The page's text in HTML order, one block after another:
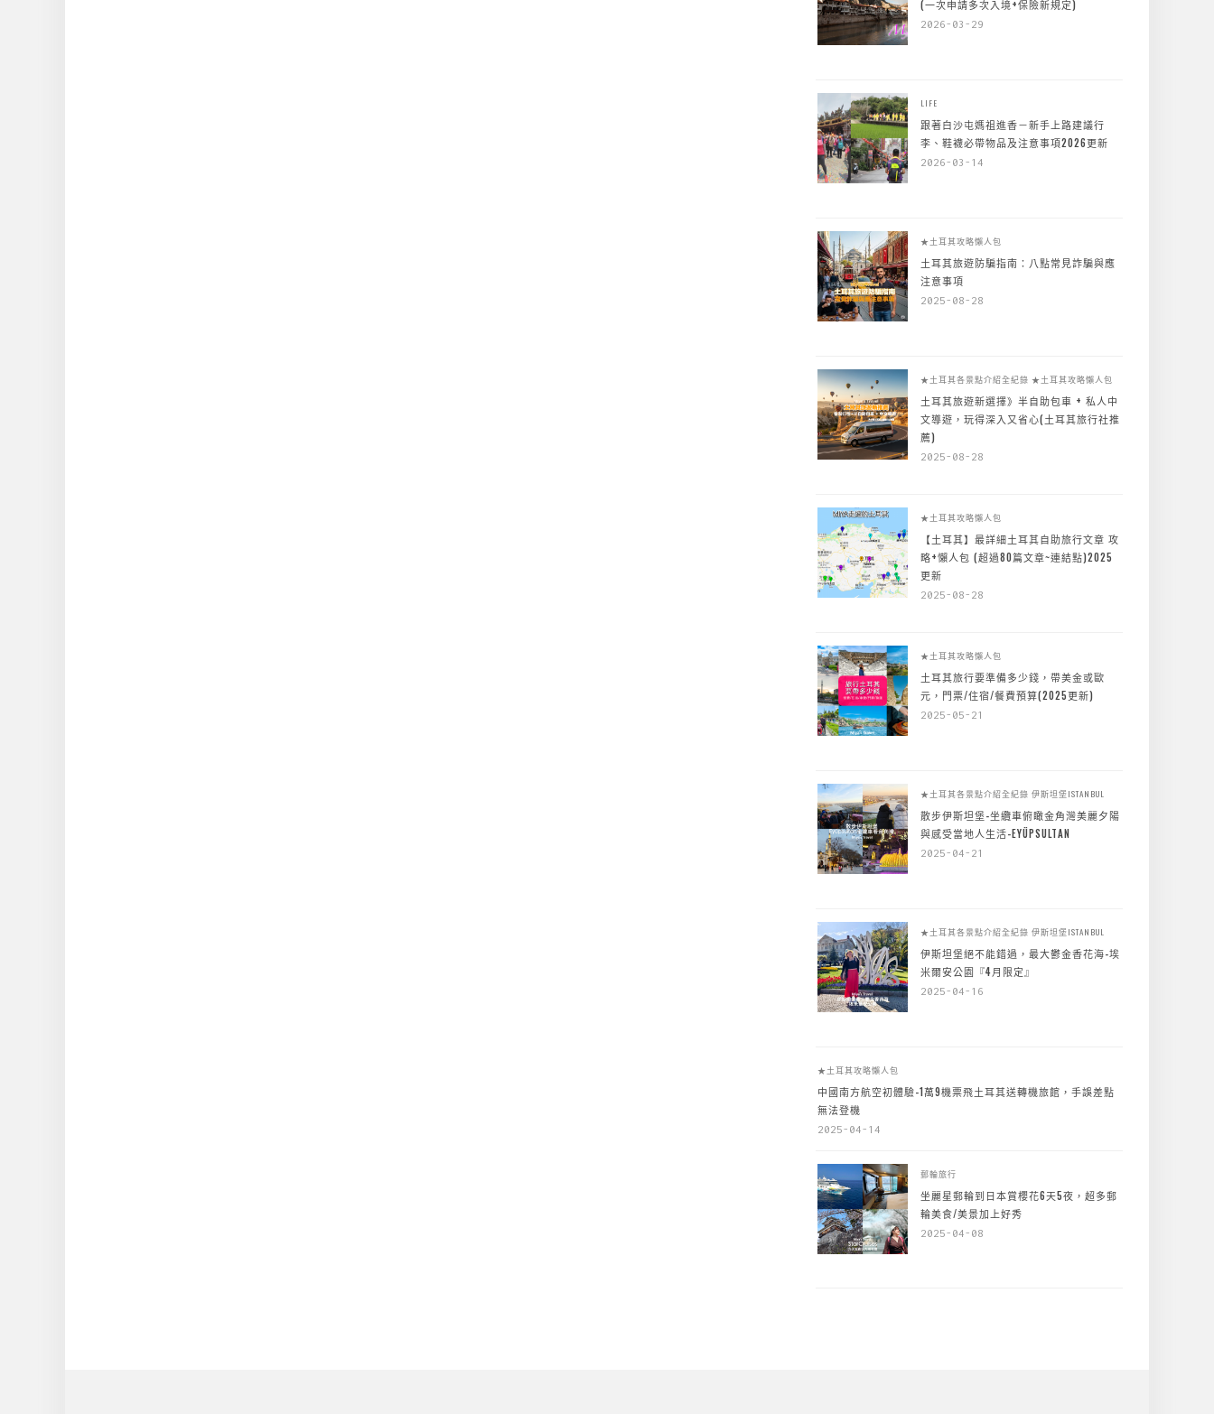
(一次申請多次入境+保險新規定)
2026-03-29
LIFE
跟著白沙屯媽祖進香－新手上路建議行
李、鞋襪必帶物品及注意事項2026更新
2026-03-14
★土耳其攻略懶人包
土耳其旅遊防騙指南：八點常見詐騙與應
注意事項
2025-08-28
★土耳其各景點介紹全紀錄 ★土耳其攻略懶人包
土耳其旅遊新選擇》半自助包車 + 私人中
文導遊，玩得深入又省心(土耳其旅行社推
薦)
2025-08-28
★土耳其攻略懶人包
【土耳其】最詳細土耳其自助旅行文章 攻
略+懶人包 (超過80篇文章~連結點)2025
更新
2025-08-28
★土耳其攻略懶人包
土耳其旅行要準備多少錢，帶美金或歐
元，門票/住宿/餐費預算(2025更新)
2025-05-21
★土耳其各景點介紹全紀錄 伊斯坦堡ISTANBUL
散步伊斯坦堡-坐纜車俯瞰金角灣美麗夕陽
與感受當地人生活-EYÜPSULTAN
2025-04-21
★土耳其各景點介紹全紀錄 伊斯坦堡ISTANBUL
伊斯坦堡絕不能錯過，最大鬱金香花海-埃
米爾安公園『4月限定』
2025-04-16
★土耳其攻略懶人包
中國南方航空初體驗-1萬9機票飛土耳其送轉機旅館，手誤差點
無法登機
2025-04-14
郵輪旅行
坐麗星郵輪到日本賞櫻花6天5夜，超多郵
輪美食/美景加上好秀
2025-04-08